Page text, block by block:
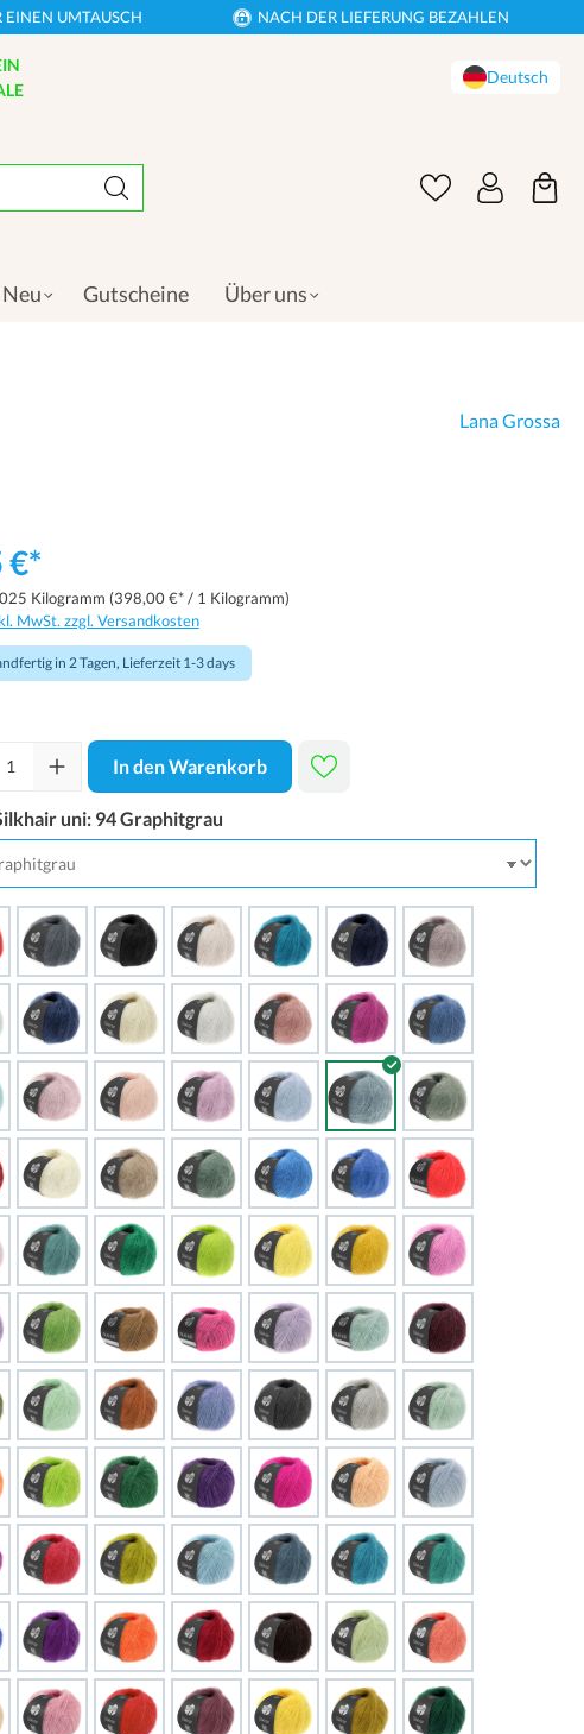
EINEN UMTAUSCH NACH DER LIEFERUNG BEZAHLEN
Deutsch
Neu Gutscheine Über uns
Lana Grossa
€*
Kilogramm (398,00 €* / 1 Kilogramm)
MwSt. zzgl. Versandkosten
in 2 Tagen, Lieferzeit 1-3 days
In den Warenkorb
uni: 94 Graphitgrau